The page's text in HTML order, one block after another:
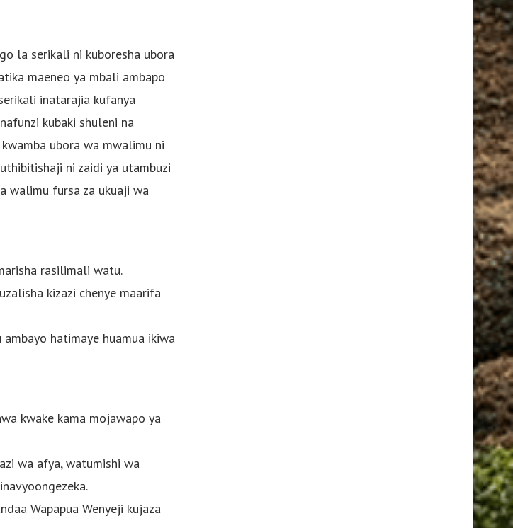
la serikali ni kuboresha ubora
maeneo ya mbali ambapo
inatarajia kufanya
kubaki shuleni na
ubora wa mwalimu ni
ni zaidi ya utambuzi
walimu fursa za ukuaji wa
rasilimali watu.
kizazi chenye maarifa
hatimaye huamua ikiwa
kwake kama mojawapo ya
wa afya, watumishi wa
Wapapua Wenyeji kujaza